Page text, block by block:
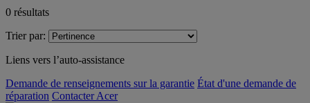
0 résultats
Trier par:
Liens vers l’auto-assistance
Demande de renseignements sur la garantie État d'une demande de
réparation Contacter Acer